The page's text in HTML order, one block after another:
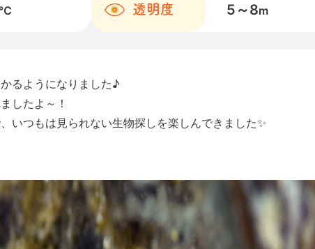
℃ 透明度 5～8m
るようになりました♪
したよ～！
いつもは見られない生物探しを楽しんできました✨